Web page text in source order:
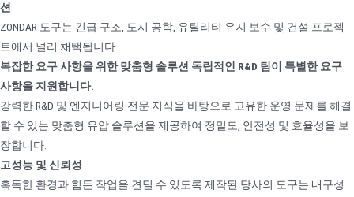
션
ZONDAR 도구는 긴급 구조, 도시 공학, 유틸리티 유지 보수 및 건설 프로젝
트에서 널리 채택됩니다.
복잡한 요구 사항을 위한 맞춤형 솔루션 독립적인 R&D 팀이 특별한 요구
사항을 지원합니다.
강력한 R&D 및 엔지니어링 전문 지식을 바탕으로 고유한 운영 문제를 해결
할 수 있는 맞춤형 유압 솔루션을 제공하여 정밀도, 안전성 및 효율성을 보
장합니다.
고성능 및 신뢰성
혹독한 환경과 힘든 작업을 견딜 수 있도록 제작된 당사의 도구는 내구성